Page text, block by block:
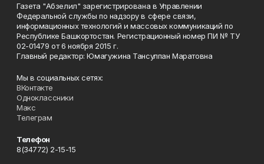
Газета "Абзелил" зарегистрирована в Управлении
Федеральной службы по надзору в сфере связи,
информационных технологий и массовых коммуникаций по
Республике Башкортостан. Регистрационный номер ПИ № ТУ
02-01479 от 6 ноября 2015 г.
Главный редактор: Юмагужина Тансулпан Маратовна
Мы в социальных сетях:
ВКонтакте
Одноклассники
Макс
Телеграм
Телефон
8(34772) 2-15-15